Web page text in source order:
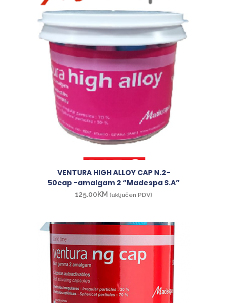
VENTURA HIGH ALLOY CAP N.2-
50cap -amalgam 2 “Madespa S.A”
125.00KM (uključen PDV)